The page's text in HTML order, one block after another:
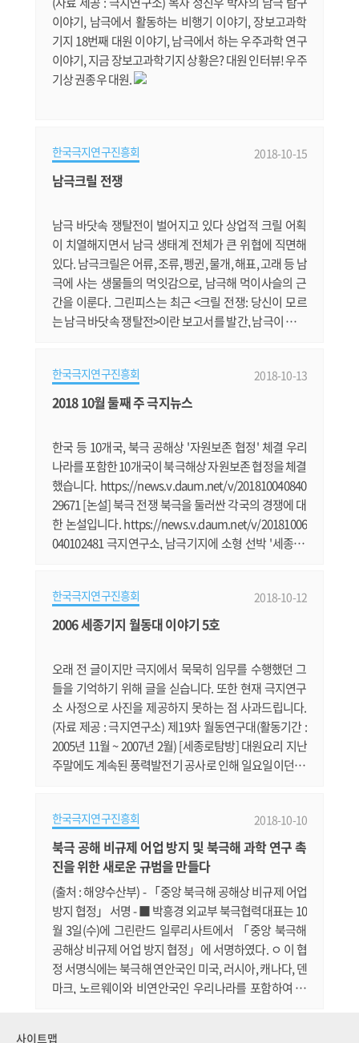
이야기, 남극에서 활동하는 비행기 이야기, 장보고과학
기지 18번째 대원 이야기, 남극에서 하는 우주과학 연구
이야기, 지금 장보고과학기지 상황은? 대원 인터뷰! 우주
기상 권종우 대원.
한국극지연구진흥회 2018-10-15
남극크릴 전쟁
남극 바닷속 쟁탈전이 벌어지고 있다 상업적 크릴 어획
이 치열해지면서 남극 생태계 전체가 큰 위협에 직면해
있다. 남극크릴은 어류, 조류, 펭귄, 물개, 해표, 고래 등 남
극에 사는 생물들의 먹잇감으로, 남극해 먹이사슬의 근
간을 이룬다. 그린피스는 최근 <크릴 전쟁: 당신이 모르
는 남극 바닷속 쟁탈전>이란 보고서를 발간, 남극이 위기
는 남극해에서 조업 중이던 크릴 어선에 ‘생존 캡슐’을 부
착해 조업 활동을 막는 평화적인 시위를 진행했다. 시위
한국극지연구진흥회 2018-10-13
2018 10월 둘째 주 극지뉴스
한국 등 10개국, 북극 공해상 '자원보존 협정' 체결 우리
나라를 포함한 10개국이 북극해상 자원보존 협정을 체결
했습니다. https://news.v.daum.net/v/201810040840
29671 [논설] 북극 전쟁 북극을 둘러싼 각국의 경쟁에 대
한 논설입니다. https://news.v.daum.net/v/20181006
040102481 극지연구소, 남극기지에 소형 선박 '세종호'
t/v/20181005100141736 [남극탐사기] 세종기지에는 오
로라가 있을까? 김성중 극지연구소 책임연구원이 전하
한국극지연구진흥회 2018-10-12
2006 세종기지 월동대 이야기 5호
오래 전 글이지만 극지에서 묵묵히 임무를 수행했던 그
들을 기억하기 위해 글을 싣습니다. 또한 현재 극지연구
소 사정으로 사진을 제공하지 못하는 점 사과드립니다.
(자료 제공 : 극지연구소) 제19차 월동연구대(활동기간 :
2005년 11월 ~ 2007년 2월) [세종로탐방] 대원요리 지난
주말에도 계속된 풍력발전기 공사로 인해 일요일이던 대
먼저 이틀전 황금석 조리장으로부터 소 꼬리뼈를 수령하
여 핏물을 제거한 다음, 오후 1시부터 음식준비를 하였습
니다. 먼저 잘 잘라진 꼬리뼈를 푹 삶아 낸 다음, 건져내서
한국극지연구진흥회 2018-10-10
북극 공해 비규제 어업 방지 및 북극해 과학 연구 촉
진을 위한 새로운 규범을 만들다
(출처 : 해양수산부) - 「중앙 북극해 공해상 비규제 어업
방지 협정」 서명 - ■ 박흥경 외교부 북극협력대표는 10
월 3일(수)에 그린란드 일루리사트에서 「중앙 북극해
공해상 비규제 어업 방지 협정」에 서명하였다. ㅇ 이 협
정 서명식에는 북극해 연안국인 미국, 러시아, 캐나다, 덴
마크, 노르웨이와 비연안국인 우리나라를 포함하여 중
사이트맵